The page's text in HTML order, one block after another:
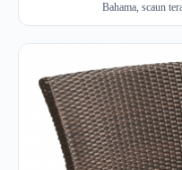
Bahama, scaun